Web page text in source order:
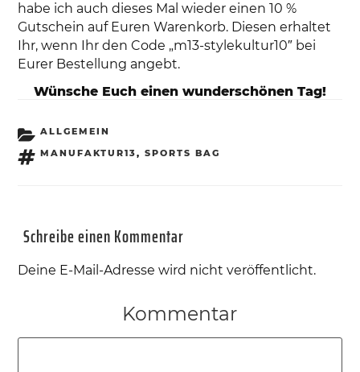
habe ich auch dieses Mal wieder einen 10 %
Gutschein auf Euren Warenkorb. Diesen erhaltet
Ihr, wenn Ihr den Code „m13-stylekultur10″ bei
Eurer Bestellung angebt.
Wünsche Euch einen wunderschönen Tag!
KATEGORIEN
ALLGEMEIN
SCHLAGWÖRTER
MANUFAKTUR13, SPORTS BAG
Schreibe einen Kommentar
Deine E-Mail-Adresse wird nicht veröffentlicht.
Kommentar